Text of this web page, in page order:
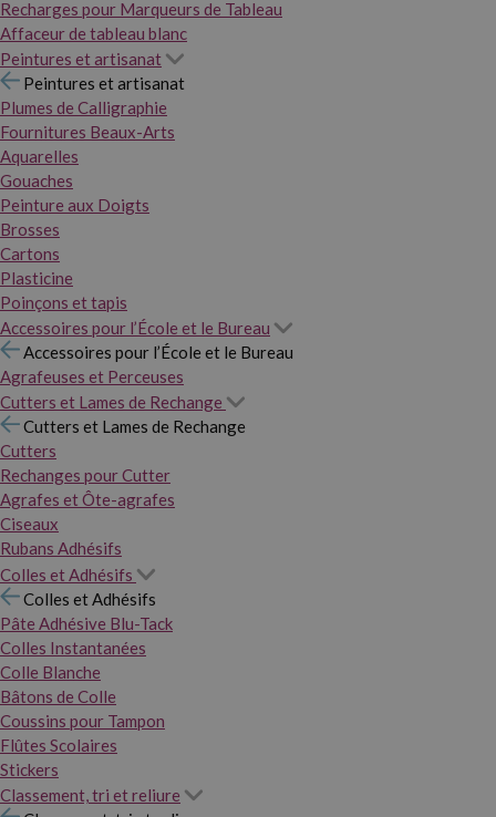
Recharges pour Marqueurs de Tableau
Affaceur de tableau blanc
Peintures et artisanat
Peintures et artisanat
Plumes de Calligraphie
Fournitures Beaux-Arts
Aquarelles
Gouaches
Peinture aux Doigts
Brosses
Cartons
Plasticine
Poinçons et tapis
Accessoires pour l’École et le Bureau
Accessoires pour l’École et le Bureau
Agrafeuses et Perceuses
Cutters et Lames de Rechange
Cutters et Lames de Rechange
Cutters
Rechanges pour Cutter
Agrafes et Ôte-agrafes
Ciseaux
Rubans Adhésifs
Colles et Adhésifs
Colles et Adhésifs
Pâte Adhésive Blu-Tack
Colles Instantanées
Colle Blanche
Bâtons de Colle
Coussins pour Tampon
Flûtes Scolaires
Stickers
Classement, tri et reliure